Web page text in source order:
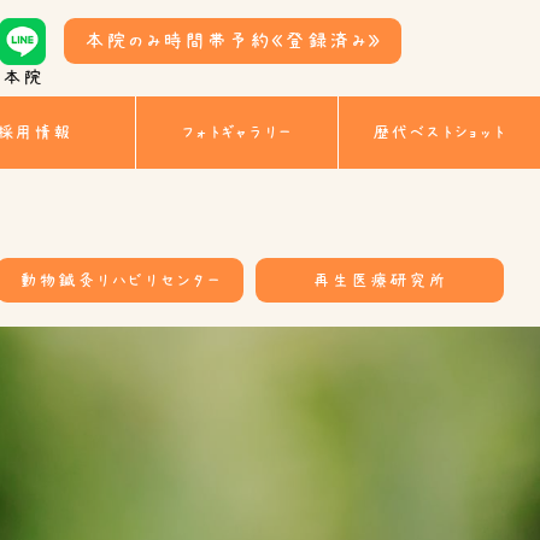
本院
本院のみ時間帯予約《登録済み》
用情報 フォトギャラリー 歴代ベストショット
動物鍼灸リハビリセンター 再生医療研究所